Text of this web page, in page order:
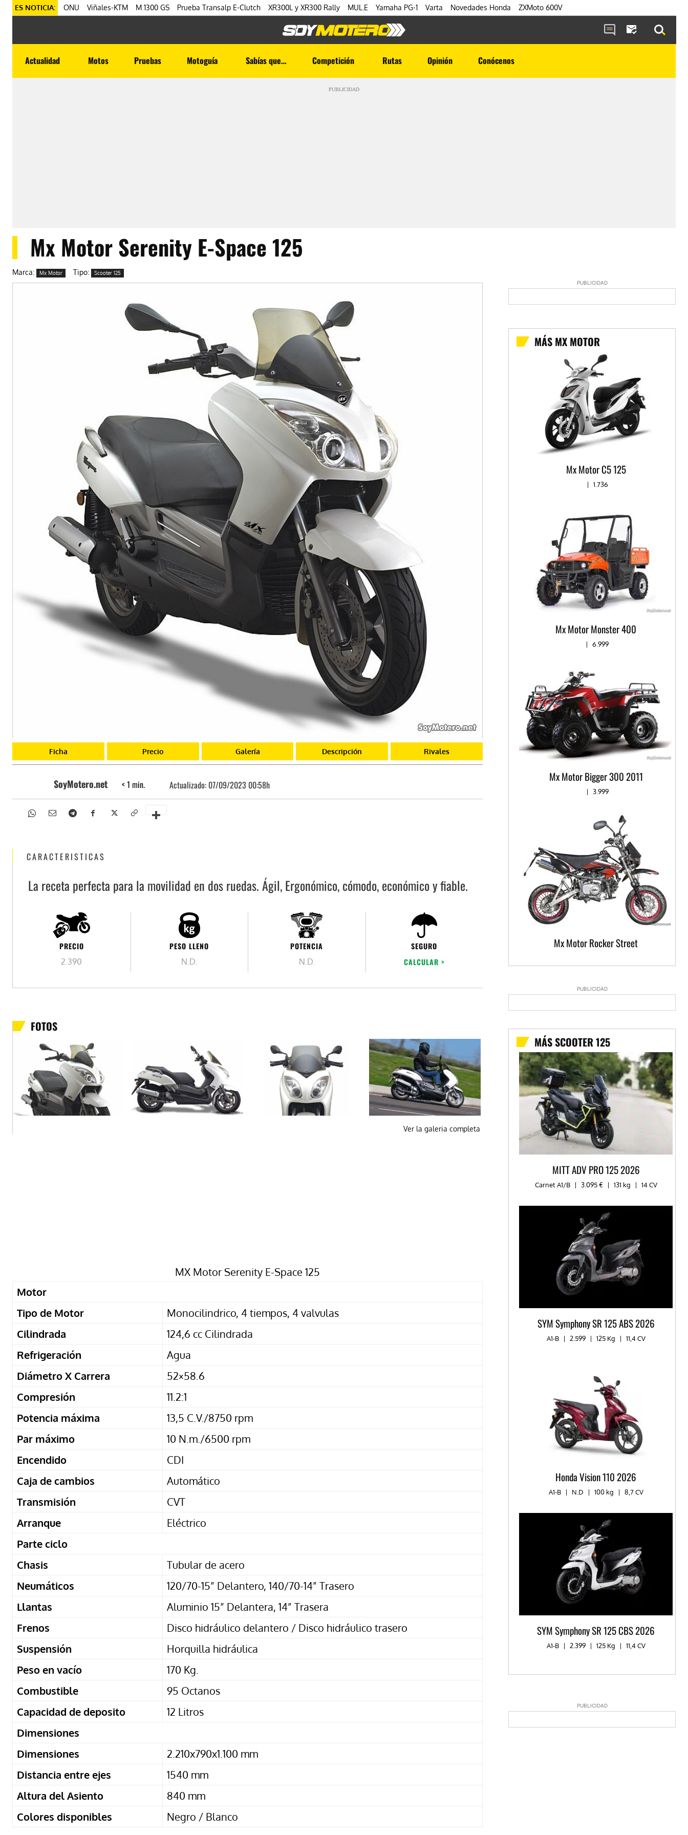
ES NOTICIA: ONU Viñales-KTM M 1300 GS Prueba Transalp E-Clutch XR300L y XR300 Rally MUL.E Yamaha PG-1 Varta Novedades Honda ZXMoto 600V
Actualidad Motos Pruebas Motoguía Sabías que… Competición Rutas Opinión Conócenos
PUBLICIDAD
Mx Motor Serenity E-Space 125
Marca: Mx Motor Tipo: Scooter 125
Ficha Precio Galería Descripción Rivales
SoyMotero.net < 1 min. Actualizado: 07/09/2023 00:58h
CARACTERISTICAS
La receta perfecta para la movilidad en dos ruedas. Ágil, Ergonómico, cómodo, económico y fiable.
PRECIO
2.390
PESO LLENO
N.D.
POTENCIA
N.D.
SEGURO
CALCULAR >
FOTOS
Ver la galeria completa
MX Motor Serenity E-Space 125
Motor
Tipo de Motor
Monocilindrico, 4 tiempos, 4 valvulas
Cilindrada
124,6 cc Cilindrada
Refrigeración
Agua
Diámetro X Carrera
52×58.6
Compresión
11.2:1
Potencia máxima
13,5 C.V./8750 rpm
Par máximo
10 N.m./6500 rpm
Encendido
CDI
Caja de cambios
Automático
Transmisión
CVT
Arranque
Eléctrico
Parte ciclo
Chasis
Tubular de acero
Neumáticos
120/70-15” Delantero, 140/70-14” Trasero
Llantas
Aluminio 15” Delantera, 14” Trasera
Frenos
Disco hidráulico delantero / Disco hidráulico trasero
Suspensión
Horquilla hidráulica
Peso en vacío
170 Kg.
Combustible
95 Octanos
Capacidad de deposito
12 Litros
Dimensiones
Dimensiones
2.210x790x1.100 mm
Distancia entre ejes
1540 mm
Altura del Asiento
840 mm
Colores disponibles
Negro / Blanco
PUBLICIDAD
MÁS MX MOTOR
Mx Motor C5 125
| 1.736
Mx Motor Monster 400
| 6.999
Mx Motor Bigger 300 2011
| 3.999
Mx Motor Rocker Street
PUBLICIDAD
MÁS SCOOTER 125
MITT ADV PRO 125 2026
Carnet A1/B | 3.095 € | 131 kg | 14 CV
SYM Symphony SR 125 ABS 2026
A1-B | 2.599 | 125 Kg | 11,4 CV
Honda Vision 110 2026
A1-B | N.D | 100 kg | 8,7 CV
SYM Symphony SR 125 CBS 2026
A1-B | 2.399 | 125 Kg | 11,4 CV
PUBLICIDAD